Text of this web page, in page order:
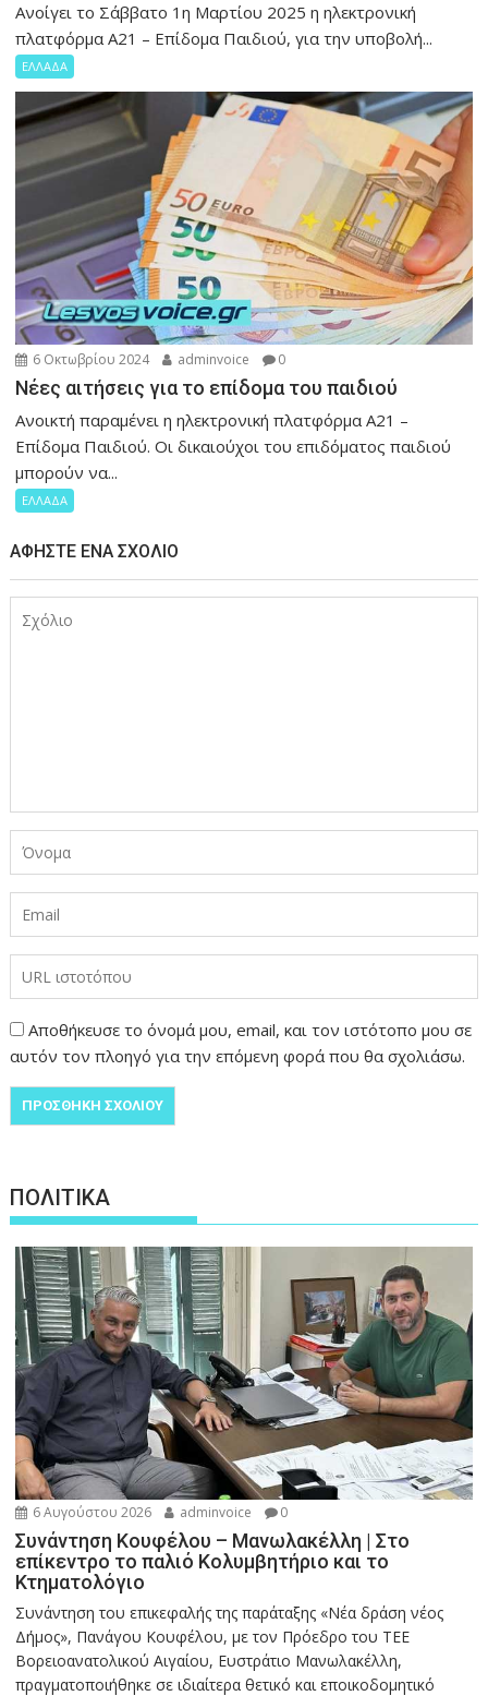
Ανοίγει το Σάββατο 1η Μαρτίου 2025 η ηλεκτρονική
πλατφόρμα Α21 – Επίδομα Παιδιού, για την υποβολή...
ΕΛΛΑΔΑ
6 Οκτωβρίου 2024 adminvoice 0
Νέες αιτήσεις για το επίδομα του παιδιού
Ανοικτή παραμένει η ηλεκτρονική πλατφόρμα Α21 –
Επίδομα Παιδιού. Οι δικαιούχοι του επιδόματος παιδιού
μπορούν να...
ΕΛΛΑΔΑ
ΑΦΉΣΤΕ ΈΝΑ ΣΧΌΛΙΟ
Αποθήκευσε το όνομά μου, email, και τον ιστότοπο μου σε
αυτόν τον πλοηγό για την επόμενη φορά που θα σχολιάσω.
ΠΟΛΙΤΙΚΑ
6 Αυγούστου 2026 adminvoice 0
Συνάντηση Κουφέλου – Μανωλακέλλη | Στο
επίκεντρο το παλιό Κολυμβητήριο και το
Κτηματολόγιο
Συνάντηση του επικεφαλής της παράταξης «Νέα δράση νέος
Δήμος», Πανάγου Κουφέλου, με τον Πρόεδρο του ΤΕΕ
Βορειοανατολικού Αιγαίου, Ευστράτιο Μανωλακέλλη,
πραγματοποιήθηκε σε ιδιαίτερα θετικό και εποικοδομητικό